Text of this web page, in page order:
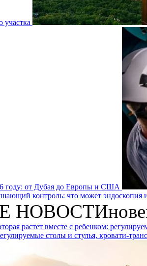
участка
году: от Дубая до Европы и США
контроль: что может эндоскопия
НОВОСТИ
столы и стулья, кровати-